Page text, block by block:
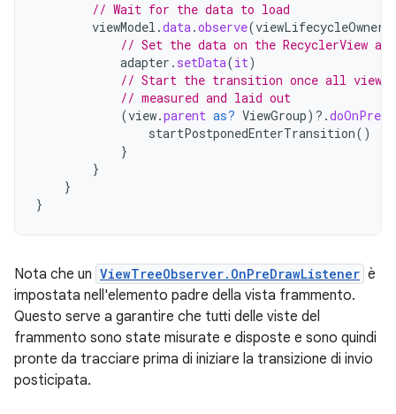
// Wait for the data to load
viewModel .data.observe(viewLifecycleOwner
// Set the data on the RecyclerView
adapter . setData(it)
// Start the transition once all views
// measured and laid out
(view.parent as? ViewGroup) ?.
startPostponedEnterTransition()
}
}
}
}
Nota che un ViewTreeObserver.OnPreDrawListener è
impostata nell'elemento padre della vista frammento.
Questo serve a garantire che tutti delle viste del
frammento sono state misurate e disposte e sono quindi
pronte da tracciare prima di iniziare la transizione di invio
posticipata.